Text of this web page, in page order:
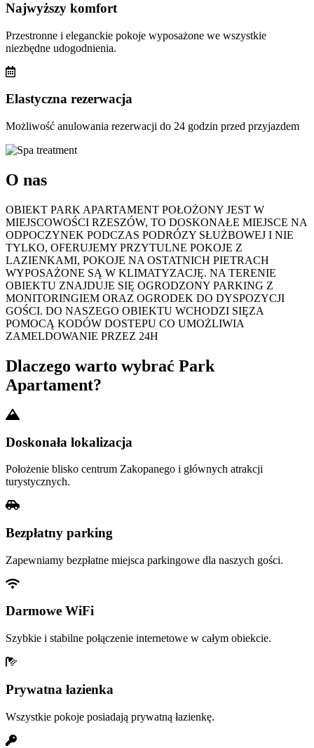
Najwyższy komfort
Przestronne i eleganckie pokoje wyposażone we wszystkie
niezbędne udogodnienia.
Elastyczna rezerwacja
Możliwość anulowania rezerwacji do 24 godzin przed przyjazdem
O nas
OBIEKT PARK APARTAMENT POŁOŻONY JEST W
MIEJSCOWOŚCI RZESZÓW, TO DOSKONAŁE MIEJSCE NA
ODPOCZYNEK PODCZAS PODRÓZY SŁUŻBOWEJ I NIE
TYLKO, OFERUJEMY PRZYTULNE POKOJE Z
LAZIENKAMI, POKOJE NA OSTATNICH PIETRACH
WYPOSAŻONE SĄ W KLIMATYZACJĘ. NA TERENIE
OBIEKTU ZNAJDUJE SIĘ OGRODZONY PARKING Z
MONITORINGIEM ORAZ OGRODEK DO DYSPOZYCJI
GOŚCI. DO NASZEGO OBIEKTU WCHODZI SIĘZA
POMOCĄ KODÓW DOSTEPU CO UMOŻLIWIA
ZAMELDOWANIE PRZEZ 24H
Dlaczego warto wybrać Park
Apartament?
Doskonała lokalizacja
Położenie blisko centrum Zakopanego i głównych atrakcji
turystycznych.
Bezpłatny parking
Zapewniamy bezpłatne miejsca parkingowe dla naszych gości.
Darmowe WiFi
Szybkie i stabilne połączenie internetowe w całym obiekcie.
Prywatna łazienka
Wszystkie pokoje posiadają prywatną łazienkę.